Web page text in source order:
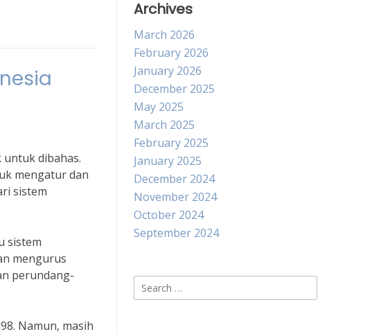
dibahas.
mengatur dan
sistem
sistem
mengurus
perundang-
Namun, masih
Archives
March 2026
February 2026
January 2026
December 2025
May 2025
March 2025
February 2025
January 2025
December 2024
November 2024
October 2024
September 2024
Search
for: